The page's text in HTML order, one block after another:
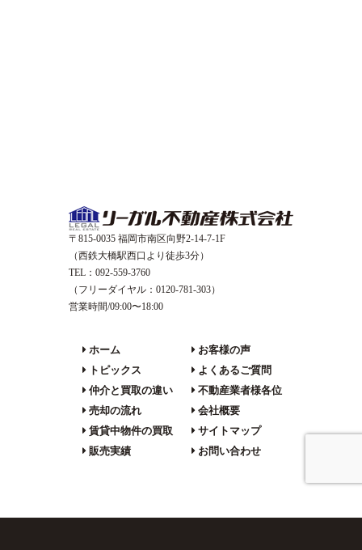
〒815-0035 福岡市南区向野2-14-7-1F
（西鉄大橋駅西口より徒歩3分）
TEL：092-559-3760
（フリーダイヤル：0120-781-303）
営業時間/09:00〜18:00
ホーム
トピックス
仲介と買取の違い
売却の流れ
賃貸中物件の買取
販売実績
お客様の声
よくあるご質問
不動産業者様各位
会社概要
サイトマップ
お問い合わせ